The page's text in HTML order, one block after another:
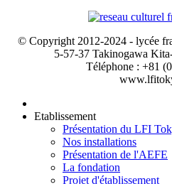
© Copyright 2012-2024 - lycée
5-57-37 Takinogawa
Téléphone : +81
Etablissement
Présentation du LFI
Nos installations
Présentation de l'AEFE
La fondation
Projet d'établissement